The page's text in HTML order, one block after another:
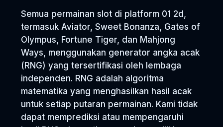
Semua permainan slot di platform 01 2d,
termasuk Aviator, Sweet Bonanza, Gates of
Olympus, Fortune Tiger, dan Mahjong
Ways, menggunakan generator angka acak
(RNG) yang tersertifikasi oleh lembaga
independen. RNG adalah algoritma
matematika yang menghasilkan hasil acak
untuk setiap putaran permainan. Kami tidak
dapat memprediksi atau mempengaruhi